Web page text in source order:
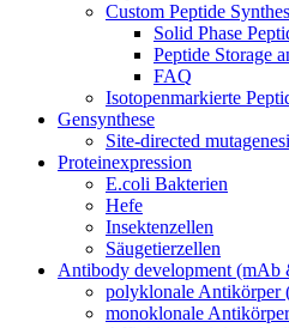
Custom Peptide
Solid Phase
Peptide Storage
FAQ
Isotopenmarkierte
Gensynthese
Site-directed
Proteinexpression
E.coli Bakterien
Hefe
Insektenzellen
Säugetierzellen
Antibody development (mAb
polyklonale Antikörper
monoklonale